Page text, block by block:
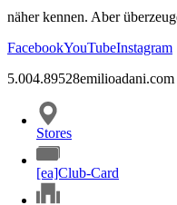
näher kennen. Aber
FacebookYouTubeInstagram
5.004.89528emilioadani.com
Stores
[ea]Club-Card